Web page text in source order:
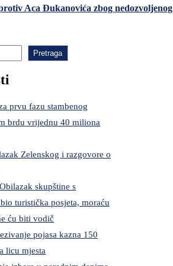
Aca Đukanovića zbog
Pretraga
prvu fazu stambenog
brdu vrijednu 40 miliona
Zelenskog i razgovore o
skupštine s
turistička posjeta, moraću
ću biti vodič
pojasa kazna 150
licu mjesta